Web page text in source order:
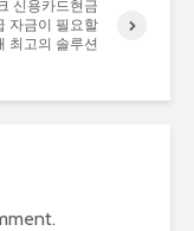
신용카드현금
자금이 필요할
최고의 솔루션